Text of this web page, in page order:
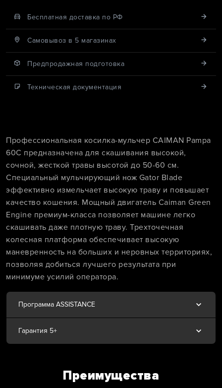
Бесплатная доставка по РФ
Cамовывоз в 5 магазинах
Предпродажная подготовка
Техническая документация
Профессиональная косилка-мульчер CAIMAN Pampa
60C предназначена для скашивания высокой,
сочной, жесткой травы высотой до 50-60 см.
Специальный мульчирующий нож Gator Blade
эффективно измельчает высокую траву и повышает
качество кошения. Мощный двигатель Caiman Green
Engine премиум-класса позволяет машине легко
скашивать даже плотную траву. Трехточечная
колесная платформа обеспечивает высокую
маневренность на больших и неровных территориях,
позволяя добиться лучшего результата при
минимуме усилий оператора.
Программа ASSISTANCE
Гарантия 5+
Преимущества